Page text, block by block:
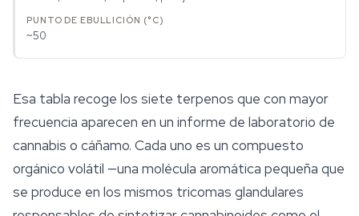
~50
Esa tabla recoge los siete terpenos que con mayor
frecuencia aparecen en un informe de laboratorio de
cannabis o cáñamo. Cada uno es un compuesto
orgánico volátil —una molécula aromática pequeña que
se produce en los mismos tricomas glandulares